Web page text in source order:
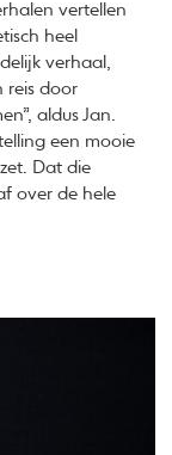
vertellen
heel
verhaal,
reis door
aldus Jan.
een mooie
Dat die
over de hele